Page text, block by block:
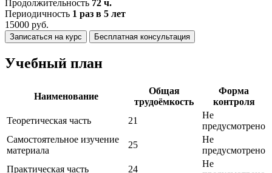
Продолжительность 72 ч.
Периодичность 1 раз в 5 лет
15000 руб.
Записаться на курс Бесплатная консультация
Учебный план
Наименование
Общая
трудоёмкость
Форма
контроля
Теоретическая часть
21
Не
предусмотрено
Самостоятельное изучение
материала
25
Не
предусмотрено
Практическая часть
24
Не